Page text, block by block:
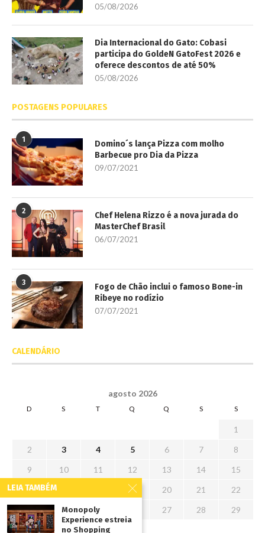
05/08/2026
Dia Internacional do Gato: Cobasi
participa do GoldeN GatoFest 2026 e
oferece descontos de até 50%
05/08/2026
POSTAGENS POPULARES
1
Domino´s lança Pizza com molho
Barbecue pro Dia da Pizza
09/07/2021
2
Chef Helena Rizzo é a nova jurada do
MasterChef Brasil
06/07/2021
3
Fogo de Chão inclui o famoso Bone-in
Ribeye no rodízio
07/07/2021
CALENDÁRIO
agosto 2026
D S T Q Q S S
1
2
3 4 5 6 7
8
9
10 11 12 13 14
15
16
19 20 21
22
23
24 25 27 28
29
30
31
LEIA TAMBÉM
Monopoly
Experience estreia
no Shopping